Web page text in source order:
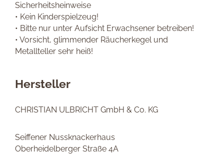
Sicherheitsheinweise
• Kein Kinderspielzeug!
• Bitte nur unter Aufsicht Erwachsener betreiben!
• Vorsicht, glimmender Räucherkegel und
Metallteller sehr heiß!
Hersteller
CHRISTIAN ULBRICHT GmbH & Co. KG
Seiffener Nussknackerhaus
Oberheidelberger Straße 4A